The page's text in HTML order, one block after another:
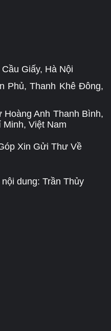
Giấy, Hà Nội
Phủ, Thanh Khê Đông,
Anh Thanh Bình,
Minh, Việt Nam
Xin Gửi Thư Về
dung: Trần Thủy